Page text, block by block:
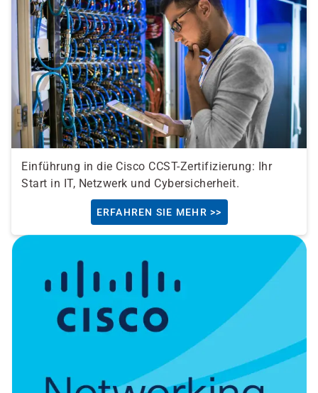
Einführung in die Cisco CCST-Zertifizierung: Ihr
Start in IT, Netzwerk und Cybersicherheit.
ERFAHREN SIE MEHR >>